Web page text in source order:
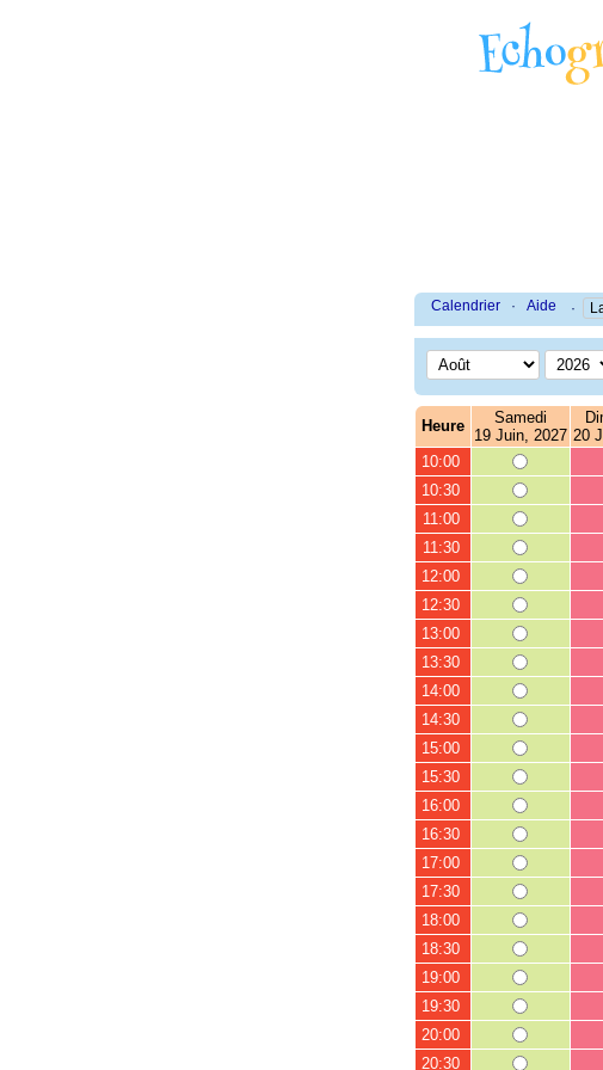
Calendrier · Aide ·
Heure
Samedi
19 Juin, 2027 20
10:00
10:30
11:00
11:30
12:00
12:30
13:00
13:30
14:00
14:30
15:00
15:30
16:00
16:30
17:00
17:30
18:00
18:30
19:00
19:30
20:00
20:30